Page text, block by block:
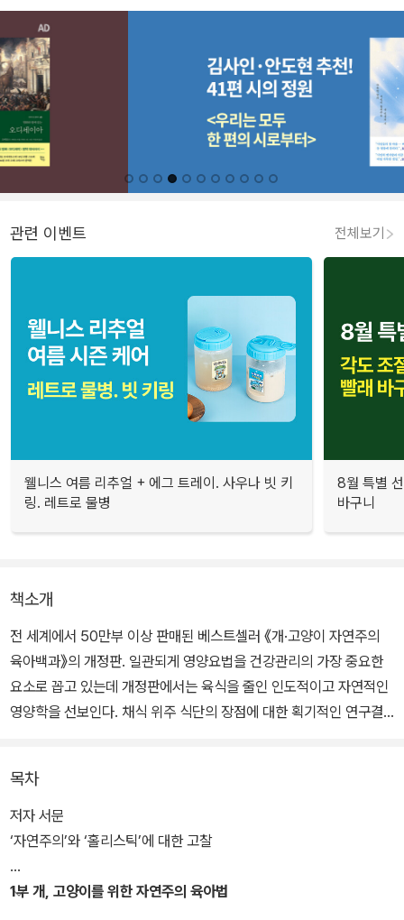
관련 이벤트 전체보기
웰니스 여름 리추얼 + 에그 트레이. 사우나 빗 키
링. 레트로 물병
8월 특별
바구니
책소개
전 세계에서 50만부 이상 판매된 베스트셀러 《개·고양이 자연주의
육아백과》의 개정판. 일관되게 영양요법을 건강관리의 가장 중요한
요소로 꼽고 있는데 개정판에서는 육식을 줄인 인도적이고 자연적인
영양학을 선보인다. 채식 위주 식단의 장점에 대한 획기적인 연구결
있다.
초판에서 ‘우리는 너무 많은 육식동물과 살고 있다’고 말하며 가능하
했던 저자는 개정판에서 육식과 생선을 최대한 줄이는 식단을 권장한
목차
저자 서문
‘자연주의’와 ‘홀리스틱’에 대한 고찰
1부 개, 고양이를 위한 자연주의 육아법